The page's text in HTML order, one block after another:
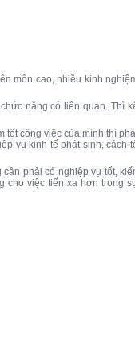
môn cao, nhiều kinh
năng có liên quan. Thì
tốt công việc của mình thì
vụ kinh tế phát sinh, cách
phải có nghiệp vụ tốt,
cho việc tiến xa hơn trong